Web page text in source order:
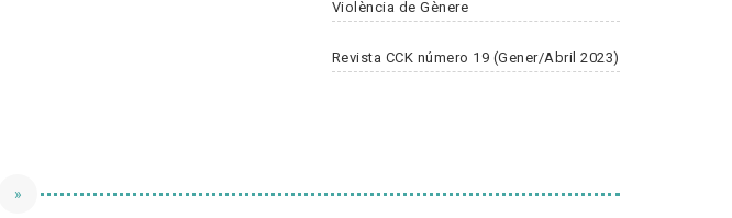
Violència de Gènere
Revista CCK número 19 (Gener/Abril 2023)
»